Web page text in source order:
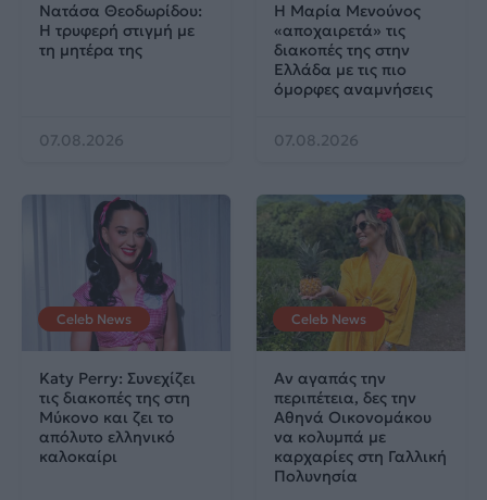
Νατάσα Θεοδωρίδου:
Η τρυφερή στιγμή με
τη μητέρα της
07.08.2026
Η Μαρία Μενούνος
«αποχαιρετά» τις
διακοπές της στην
Ελλάδα με τις πιο
όμορφες αναμνήσεις
07.08.2026
Celeb News
Katy Perry: Συνεχίζει
τις διακοπές της στη
Μύκονο και ζει το
απόλυτο ελληνικό
καλοκαίρι
Celeb News
Αν αγαπάς την
περιπέτεια, δες την
Αθηνά Οικονομάκου
να κολυμπά με
καρχαρίες στη Γαλλική
Πολυνησία